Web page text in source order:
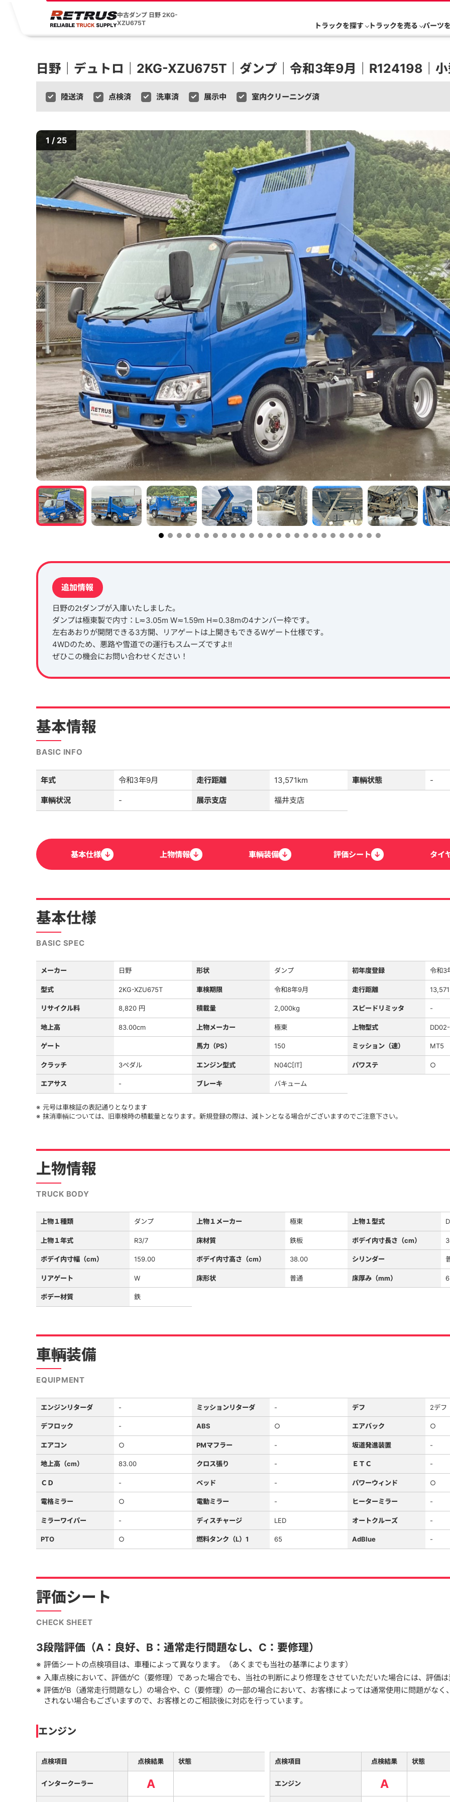
中古ダンプ 日野 2KG-
XZU675T
トラックを探す トラックを売る パーツ
日野｜デュトロ｜2KG-XZU675T｜ダンプ｜令和3年9月｜R124198｜
陸送済 点検済 洗車済 展示中 室内クリーニング済
1 / 25
追加情報
日野の2tダンプが入庫いたしました。
ダンプは極東製で内寸：L≂3.05m W≂1.59m H≂0.38mの4ナンバー枠です。
左右あおりが開閉できる3方開、リアゲートは上開きもできるWゲート仕様です。
4WDのため、悪路や雪道での運行もスムーズですよ!!
ぜひこの機会にお問い合わせください！
基本情報
BASIC INFO
年式 令和3年9月 走行距離 13,571km 車輌状態 -
車輌状況 - 展示支店 福井支店
基本仕様 ↓ 上物情報 ↓ 車輌装備 ↓ 評価シート ↓ タイ
基本仕様
BASIC SPEC
メーカー 日野 形状 ダンプ 初年度登録 令和3
型式 2KG-XZU675T 車検期限 令和8年9月 走行距離
リサイクル料 8,820 円 積載量 2,000kg スピードリミッタ -
地上高 83.00cm 上物メーカー 極東 上物型式
ゲート 馬力（PS） 150 ミッション（速） MT5
クラッチ 3ペダル エンジン型式 N04C[IT] パワステ ○
エアサス - ブレーキ バキューム
元号は車検証の表記通りとなります
抹消車輌については、旧車検時の積載量となります。新規登録の際は、減トンとなる場合がございますのでご注意下さい。
上物情報
TRUCK BODY
上物１種類 ダンプ 上物１メーカー 極東 上物１型式
上物１年式 R3/7 床材質 鉄板 ボデイ内寸長さ（cm）
ボデイ内寸幅（cm） 159.00 ボデイ内寸高さ（cm） 38.00 シリンダー
リアゲート W 床形状 普通 床厚み（mm） 6
ボデー材質 鉄
車輌装備
EQUIPMENT
エンジンリターダ - ミッションリターダ - デフ 2デフ
デフロック - ABS ○ エアバック ○
エアコン ○ PMマフラー - 坂道発進装置 -
地上高（cm） 83.00 クロス張り - ＥＴＣ -
ＣＤ - ベッド - パワーウィンド ○
電格ミラー ○ 電動ミラー - ヒーターミラー -
ミラーワイパー - ディスチャージ LED オートクルーズ -
PTO ○ 燃料タンク（L）1 65 AdBlue -
評価シート
CHECK SHEET
3段階評価（A：良好、B：通常走行問題なし、C：要修理）
評価シートの点検項目は、車種によって異なります。（あくまでも当社の基準によります）
入庫点検において、評価がC（要修理）であった場合でも、当社の判断により修理をさせていただいた場合には、評価
評価がB（通常走行問題なし）の場合や、C（要修理）の一部の場合において、お客様によっては通常使用に問題がなく
されない場合もございますので、お客様とのご相談後に対応を行っています。
エンジン
点検項目 点検結果 状態 点検項目 点検結果 状態
インタークーラー A エンジン A